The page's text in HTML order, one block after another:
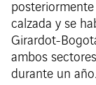
calzada y se
Girardot-
ambos
durante un año.